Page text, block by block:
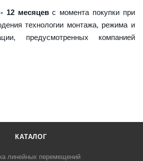
12 месяцевс момента покупки при
технологии монтажа, режима и
предусмотренных компанией
КАТАЛОГ
линейных перемещений